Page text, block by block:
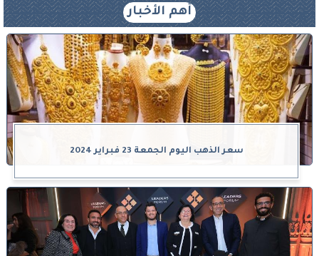
أهم الأخبار
سعر الذهب اليوم الجمعة 23 فبراير 2024